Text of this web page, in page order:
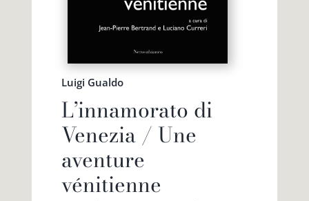
Luigi Gualdo
L’innamorato di
Venezia / Une
aventure
vénitienne